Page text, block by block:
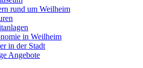
rund um Weilheim
in Weilheim
in der Stadt
Angebote